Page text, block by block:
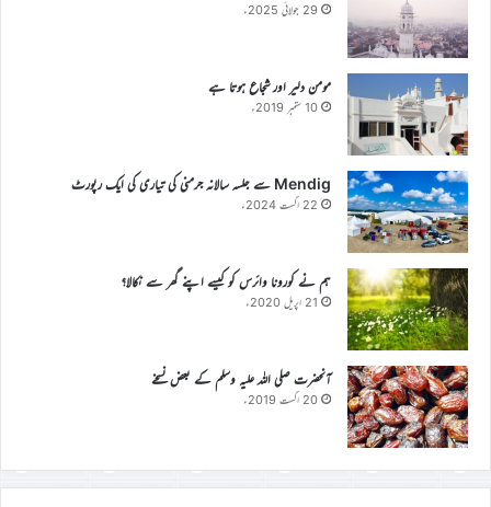
29 جولائی 2025ء
مومن دلیر اور شجاع ہوتا ہے
10 ستمبر 2019ء
Mendig سے جلسہ سالانہ جرمنی کی تیاری کی ایک رپورٹ
22 اگست 2024ء
ہم نے کورونا وائرس کو کیسے اپنے گھر سے نکالا؟
21 اپریل 2020ء
آنحضرت صلی اللہ علیہ وسلم کے بعض نسخے
20 اگست 2019ء